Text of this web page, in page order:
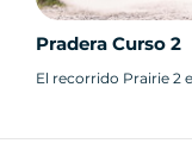
Pradera Curso 2
El recorrido Prairie 2